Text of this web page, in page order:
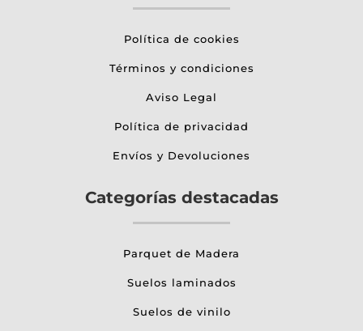
Política de cookies
Términos y condiciones
Aviso Legal
Política de privacidad
Envíos y Devoluciones
Categorías destacadas
Parquet de Madera
Suelos laminados
Suelos de vinilo